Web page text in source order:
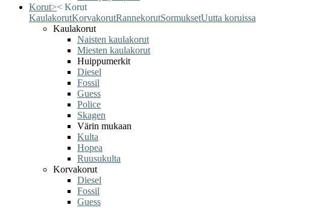
Korut>< Korut
KaulakorutKorvakorutRannekorutSormuksetUutta koruissa
Kaulakorut
Naisten kaulakorut
Miesten kaulakorut
Huippumerkit
Diesel
Fossil
Guess
Police
Skagen
Värin mukaan
Kulta
Hopea
Ruusukulta
Korvakorut
Diesel
Fossil
Guess